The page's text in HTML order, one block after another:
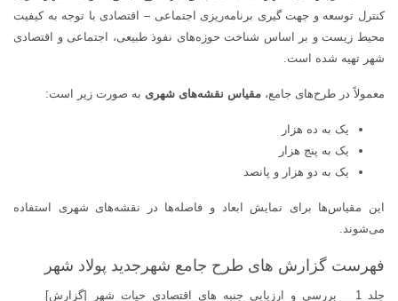
کنترل توسعه و جهت گیری برنامه‌ریزی اجتماعی – اقتصادی با توجه به کیفیت
محیط زیست و بر اساس شناخت حوزه‌های نفوذ طبیعی، اجتماعی و اقتصادی
شهر تهیه شده است.
معمولاً در طرح‌های جامع، مقیاس نقشه‌های شهری به صورت زیر است:
یک به ده هزار
یک به پنج هزار
یک به دو هزار و پانصد
این مقیاس‌ها برای نمایش ابعاد و فاصله‌ها در نقشه‌های شهری استفاده
می‌شوند.
فهرست گزارش های طرح جامع شهرجدید پولاد شهر
جلد_1___بررسی_و_ارزیابی_جنبه_های_اقتصادی_حیات_شهر_[گزارش]